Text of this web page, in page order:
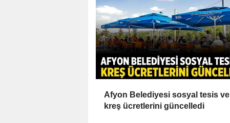
Afyon Belediyesi sosyal tesis ve
kreş ücretlerini güncelledi